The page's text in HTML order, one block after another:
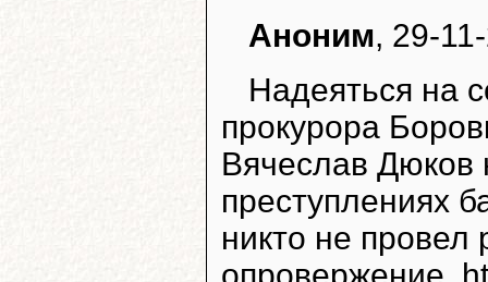
Аноним, 29-
Надеяться на
прокурора
Вячеслав Дюков
преступлениях
никто не провел